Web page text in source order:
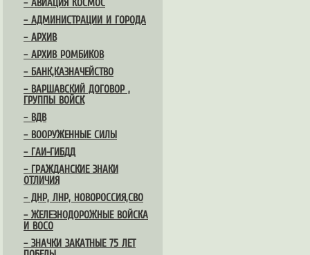
– АВИАЦИЯ КОСМОС
– АДМИНИСТРАЦИИ И ГОРОДА
– АРХИВ
– АРХИВ РОМБИКОВ
– БАНК,КАЗНАЧЕЙСТВО
– ВАРШАВСКИЙ ДОГОВОР ,
ГРУППЫ ВОЙСК
– ВДВ
– ВООРУЖЕННЫЕ СИЛЫ
– ГАИ-ГИБДД
– ГРАЖДАНСКИЕ ЗНАКИ
ОТЛИЧИЯ
– ДНР, ЛНР, НОВОРОССИЯ,СВО
– ЖЕЛЕЗНОДОРОЖНЫЕ ВОЙСКА
И ВОСО
– ЗНАЧКИ ЗАКАТНЫЕ 75 ЛЕТ